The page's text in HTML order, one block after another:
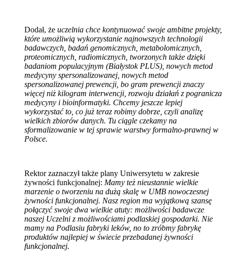
Dodał, że uczelnia chce kontynuować swoje ambitne projekty,
które umożliwią wykorzystanie najnowszych technologii
badawczych, badań genomicznych, metabolomicznych,
proteomicznych, radiomicznych, tworzonych także dzięki
badaniom populacyjnym (Białystok PLUS), nowych metod
medycyny spersonalizowanej, nowych metod
spersonalizowanej prewencji, bo gram prewencji znaczy
więcej niż kilogram interwencji, rozwoju działań z pogranicza
medycyny i bioinformatyki. Chcemy jeszcze lepiej
wykorzystać to, co już teraz robimy dobrze, czyli analizę
wielkich zbiorów danych. Tu ciągle czekamy na
sformalizowanie w tej sprawie warstwy formalno-prawnej w
Polsce.
Rektor zaznaczył także plany Uniwersytetu w zakresie
żywności funkcjonalnej: Mamy też nieustannie wielkie
marzenie o tworzeniu na dużą skalę w UMB nowoczesnej
żywności funkcjonalnej. Nasz region ma wyjątkową szansę
połączyć swoje dwa wielkie atuty: możliwości badawcze
naszej Uczelni z możliwościami podlaskiej gospodarki. Nie
mamy na Podlasiu fabryki leków, no to zróbmy fabrykę
produktów najlepiej w świecie przebadanej żywności
funkcjonalnej.